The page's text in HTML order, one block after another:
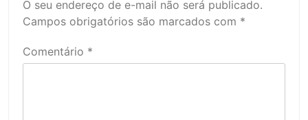
O seu endereço de e-mail não será publicado.
Campos obrigatórios são marcados com *
Comentário *